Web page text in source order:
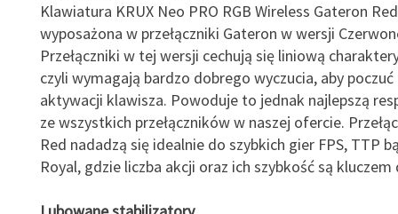
Klawiatura KRUX Neo PRO RGB Wireless Gateron
wyposażona w przełączniki Gateron w wersji
Przełączniki w tej wersji cechują się liniową
czyli wymagają bardzo dobrego wyczucia, aby
aktywacji klawisza. Powoduje to jednak najlepszą
ze wszystkich przełączników w naszej ofercie.
Red nadadzą się idealnie do szybkich gier FPS, TTP
Royal, gdzie liczba akcji oraz ich szybkość są